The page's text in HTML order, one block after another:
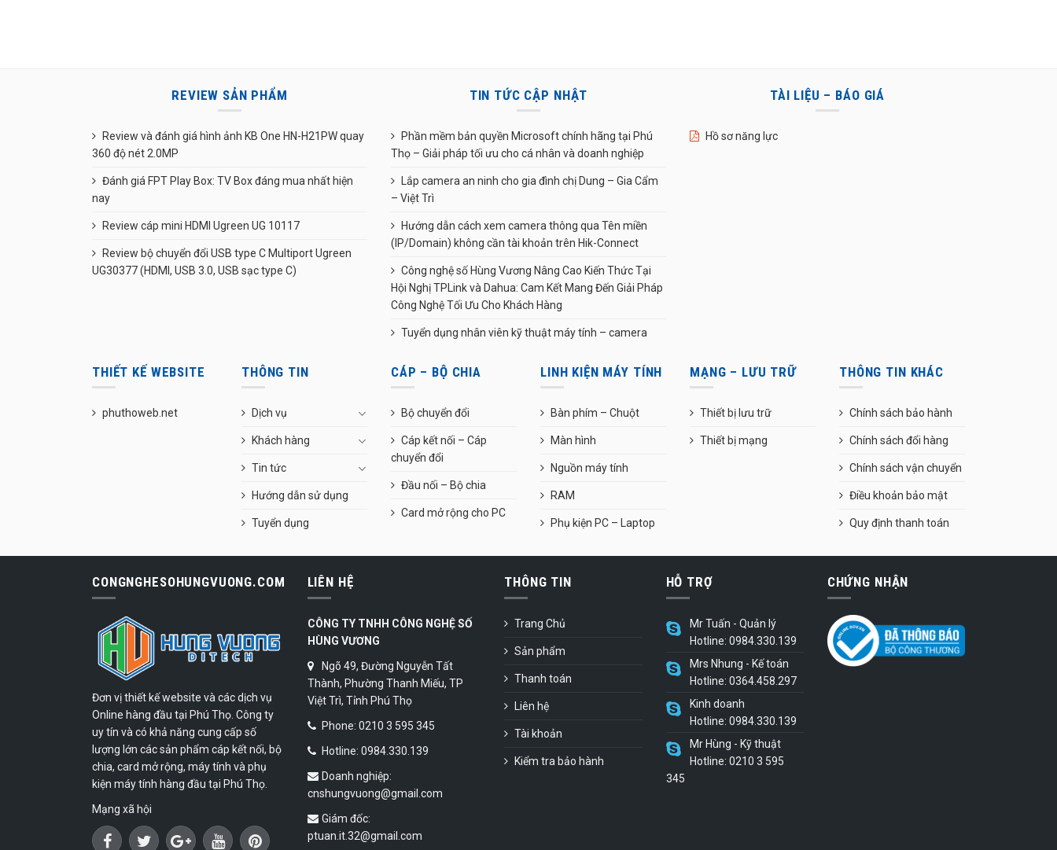
REVIEW SẢN PHẨM
Review và đánh giá hình ảnh KB One HN-H21PW quay
360 độ nét 2.0MP
Đánh giá FPT Play Box: TV Box đáng mua nhất hiện
nay
Review cáp mini HDMI Ugreen UG 10117
Review bộ chuyển đổi USB type C Multiport Ugreen
UG30377 (HDMI, USB 3.0, USB sạc type C)
TIN TỨC CẬP NHẬT
Phần mềm bản quyền Microsoft chính hãng tại Phú
Thọ – Giải pháp tối ưu cho cá nhân và doanh nghiệp
Lắp camera an ninh cho gia đình chị Dung – Gia Cẩm
– Việt Trì
Hướng dẫn cách xem camera thông qua Tên miền
(IP/Domain) không cần tài khoản trên Hik-Connect
Công nghệ số Hùng Vương Nâng Cao Kiến Thức Tại
Hội Nghị TPLink và Dahua: Cam Kết Mang Đến Giải Pháp
Công Nghệ Tối Ưu Cho Khách Hàng
Tuyển dụng nhân viên kỹ thuật máy tính – camera
TÀI LIỆU – BÁO GIÁ
Hồ sơ năng lực
THIẾT KẾ WEBSITE
phuthoweb.net
THÔNG TIN
Dịch vụ
Khách hàng
Tin tức
Hướng dẫn sử dụng
Tuyển dụng
CÁP – BỘ CHIA
Bộ chuyển đổi
Cáp kết nối – Cáp
chuyển đổi
Đầu nối – Bộ chia
Card mở rộng cho PC
LINH KIỆN MÁY TÍNH
Bàn phím – Chuột
Màn hình
Nguồn máy tính
RAM
Phụ kiện PC – Laptop
MẠNG – LƯU TRỮ
Thiết bị lưu trữ
Thiết bị mạng
THÔNG TIN KHÁC
Chính sách bảo hành
Chính sách đổi hàng
Chính sách vận chuyển
Điều khoản bảo mật
Quy định thanh toán
CONGNGHESOHUNGVUONG.COM
Đơn vị thiết kế website và các dịch vụ
Online hàng đầu tại Phú Thọ. Công ty
uy tín và có khả năng cung cấp số
lượng lớn các sản phẩm cáp kết nối, bộ
chia, card mở rộng, máy tính và phụ
kiện máy tính hàng đầu tại Phú Thọ.
Mạng xã hội
LIÊN HỆ
CÔNG TY TNHH CÔNG NGHỆ SỐ
HÙNG VƯƠNG
Ngõ 49, Đường Nguyễn Tất
Thành, Phường Thanh Miếu, TP
Việt Trì, Tỉnh Phú Thọ
Phone: 0210 3 595 345
Hotline: 0984.330.139
Doanh nghiệp:
cnshungvuong@gmail.com
Giám đốc:
ptuan.it.32@gmail.com
THÔNG TIN
Trang Chủ
Sản phẩm
Thanh toán
Liên hệ
Tài khoản
Kiểm tra bảo hành
HỖ TRỢ
Mr Tuấn - Quản lý
Hotline: 0984.330.139
Mrs Nhung - Kế toán
Hotline: 0364.458.297
Kinh doanh
Hotline: 0984.330.139
Mr Hùng - Kỹ thuật
Hotline: 0210 3 595
345
CHỨNG NHẬN